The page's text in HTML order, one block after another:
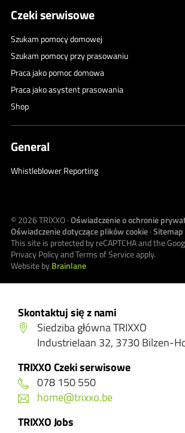
Skontaktuj się z nami
Siedziba główna TRIXXO
Industrielaan 32, 3730 Bilzen-
TRIXXO Czeki serwisowe
078 150 550
home@trixxo.be
TRIXXO Jobs
Czeki serwisowe
Szukam pomocy domowej
Szukam pomocy przy prasowaniu
Praca jako pomoc domowa
Praca jako asystent prasowania
Shop
General
Whistleblower Reporting
© 2026TRIXXO·Oświadczenie o ochronie
Oświadczenie dotyczące plików cookie·Sitemap
This site is protected by reCAPTCHA and the
Privacy PolicyandTerms of Serviceapply.
Website byBrainlane